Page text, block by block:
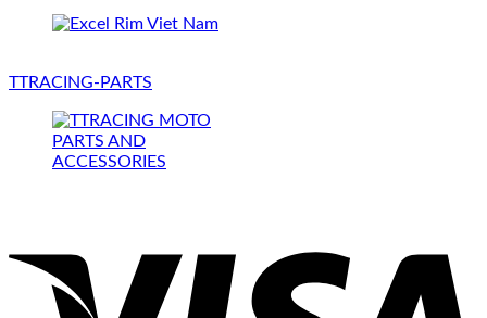
TTRACING-PARTS